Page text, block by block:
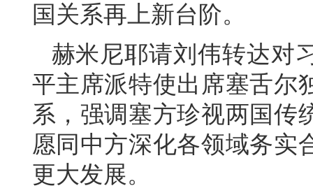
国关系再上新台阶。
赫米尼耶请刘伟转达对
平主席派特使出席塞舌尔
系，强调塞方珍视两国传
愿同中方深化各领域务实
更大发展。